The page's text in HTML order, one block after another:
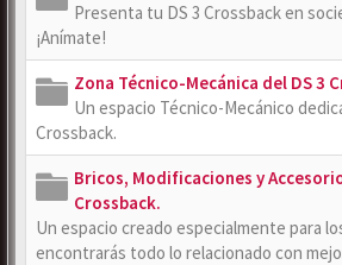
Presenta tu DS 3 Crossback en
¡Anímate!
Zona Técnico-Mecánica del DS 3
Un espacio Técnico-Mecánico
Crossback.
Bricos, Modificaciones y
Crossback.
Un espacio creado especialmente para
encontrarás todo lo relacionado con